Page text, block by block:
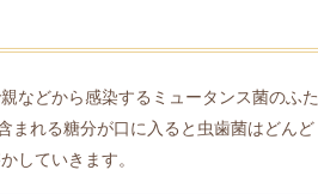
などから感染するミュータンス菌のふた
まれる糖分が口に入ると虫歯菌はどんど
していきます。